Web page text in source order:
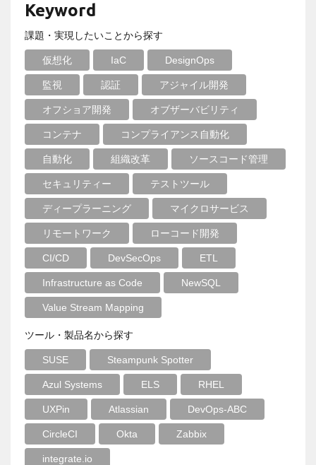
Keyword
課題・実現したいことから探す
仮想化 IaC DesignOps
監視 認証 アジャイル開発
オフショア開発 オブザーバビリティ
コンテナ コンプライアンス自動化
自動化 組織改革 ソースコード管理
セキュリティー テストツール
ディープラーニング マイクロサービス
リモートワーク ローコード開発
CI/CD DevSecOps ETL
Infrastructure as Code NewSQL
Value Stream Mapping
ツール・製品名から探す
SUSE Steampunk Spotter
Azul Systems ELS RHEL
UXPin Atlassian DevOps-ABC
CircleCI Okta Zabbix
integrate.io